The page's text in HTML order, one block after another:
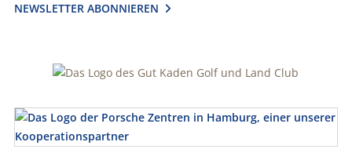
NEWSLETTER ABONNIEREN 